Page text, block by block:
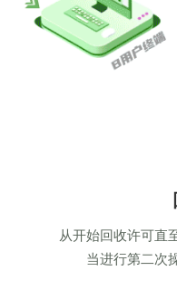
从开始回收许可直
当进行第二次